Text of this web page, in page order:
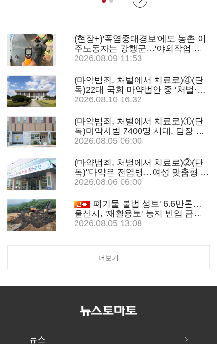
(현장+)'폭염중대경보'에도 농촌 이
주노동자는 강행군…'야외작업 중
지' 권고도 무시
2026.08.09 11:53
(마약범죄, 처벌에서 치료로)④(단
독)22대 국회 마약법안 중 ‘처벌·단
속’ 69%…‘치료·재활’ 11%
2026.08.10 16:32
(마약범죄, 처벌에서 치료로)①(단
독)마약사범 7400명 시대, 담장 안
'치료 혁명'…광주교도소의 도전
2026.08.05 06:00
(마약범죄, 처벌에서 치료로)②(단
독)"마약은 전염병…여성 맞춤형 재
활과정 개발 중"
2026.08.06 06:00
'폐기물 불법 성토' 6.6만톤…
울산시, '재활용토' 농지 반입 금지
추진
2026.08.05 13:08
더보기
뉴스